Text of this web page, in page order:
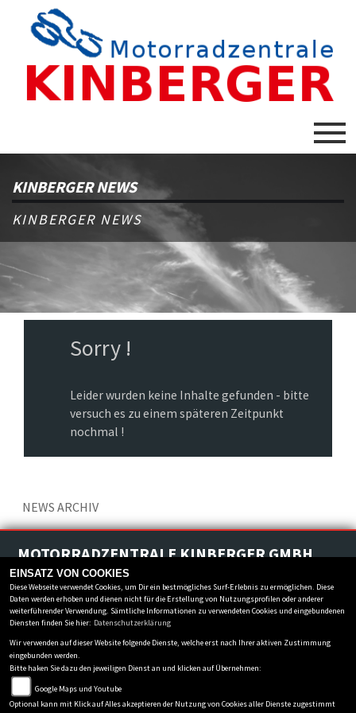
KINBERGER NEWS
KINBERGER NEWS
Sorry !
Leider wurden keine Inhalte gefunden - bitte
versuch es zu einem späteren Zeitpunkt
nochmal !
NEWS ARCHIV
MOTORRADZENTRALE KINBERGER GMBH
Marktanger 2-86860 Jengen
Datenschutzbestimmungen
AGB
EINSATZ VON COOKIES
Diese Webseite verwendet Cookies, um Dir ein bestmögliches Surf-Erlebnis zu ermöglichen. Diese
Daten werden erhoben und dienen nicht für die Erstellung von Nutzungsprofilen oder anderer
weiterführender Verwendung. Sämtliche Informationen zu verwendeten Cookies und eingebundenen
Diensten finden Sie hier: Datenschutzerklärung
Wir verwenden auf dieser Website folgende Dienste, welche erst nach Ihrer aktiven Zustimmung
eingebunden werden.
Bitte haken Sie dazu den jeweiligen Dienst an und klicken auf Übernehmen:
Google Maps und Youtube
Optional kann mit Klick auf Alles akzeptieren der Nutzung von Cookies aller Dienste zugestimmt